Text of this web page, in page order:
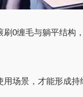
0缠毛与躺平结构
场景，才能形成